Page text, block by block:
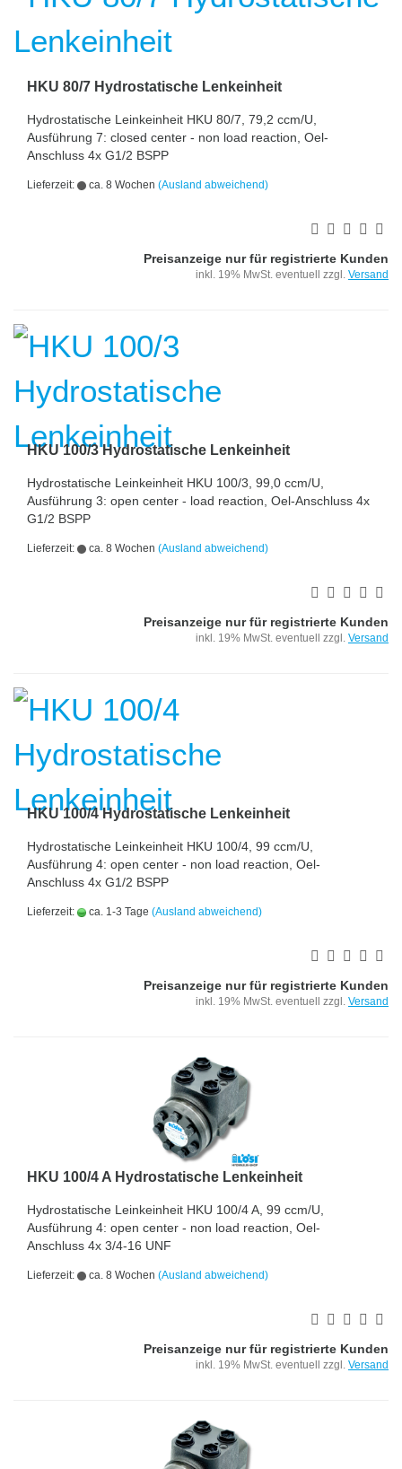
HKU 80/7 Hydrostatische Lenkeinheit
Hydrostatische Leinkeinheit HKU 80/7, 79,2 ccm/U,
Ausführung 7: closed center - non load reaction, Oel-
Anschluss 4x G1/2 BSPP
Lieferzeit: ca. 8 Wochen (Ausland abweichend)
Preisanzeige nur für registrierte Kunden
inkl. 19% MwSt. eventuell zzgl. Versand
HKU 100/3 Hydrostatische Lenkeinheit
Hydrostatische Leinkeinheit HKU 100/3, 99,0 ccm/U,
Ausführung 3: open center - load reaction, Oel-Anschluss 4x
G1/2 BSPP
Lieferzeit: ca. 8 Wochen (Ausland abweichend)
Preisanzeige nur für registrierte Kunden
inkl. 19% MwSt. eventuell zzgl. Versand
HKU 100/4 Hydrostatische Lenkeinheit
Hydrostatische Leinkeinheit HKU 100/4, 99 ccm/U,
Ausführung 4: open center - non load reaction, Oel-
Anschluss 4x G1/2 BSPP
Lieferzeit: ca. 1-3 Tage (Ausland abweichend)
Preisanzeige nur für registrierte Kunden
inkl. 19% MwSt. eventuell zzgl. Versand
HKU 100/4 A Hydrostatische Lenkeinheit
Hydrostatische Leinkeinheit HKU 100/4 A, 99 ccm/U,
Ausführung 4: open center - non load reaction, Oel-
Anschluss 4x 3/4-16 UNF
Lieferzeit: ca. 8 Wochen (Ausland abweichend)
Preisanzeige nur für registrierte Kunden
inkl. 19% MwSt. eventuell zzgl. Versand